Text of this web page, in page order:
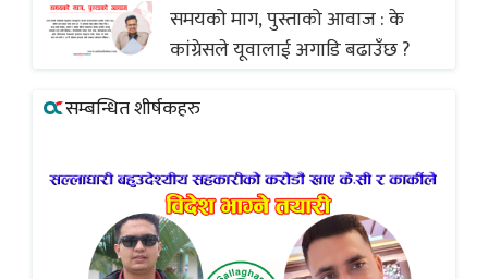
समयको माग, पुस्ताको आवाज : के
कांग्रेसले यूवालाई अगाडि बढाउँछ ?
सम्बन्धित शीर्षकहरु